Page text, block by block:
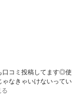
口コミ投稿してます◎使
なきゃいけないってい